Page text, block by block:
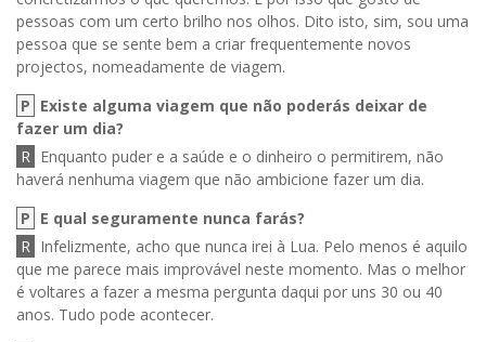
pessoas com um certo brilho nos olhos. Dito isto, sim, sou uma
pessoa que se sente bem a criar frequentemente novos
projectos, nomeadamente de viagem.
P Existe alguma viagem que não poderás deixar de
fazer um dia?
R Enquanto puder e a saúde e o dinheiro o permitirem, não
haverá nenhuma viagem que não ambicione fazer um dia.
P E qual seguramente nunca farás?
R Infelizmente, acho que nunca irei à Lua. Pelo menos é aquilo
que me parece mais improvável neste momento. Mas o melhor
é voltares a fazer a mesma pergunta daqui por uns 30 ou 40
anos. Tudo pode acontecer.